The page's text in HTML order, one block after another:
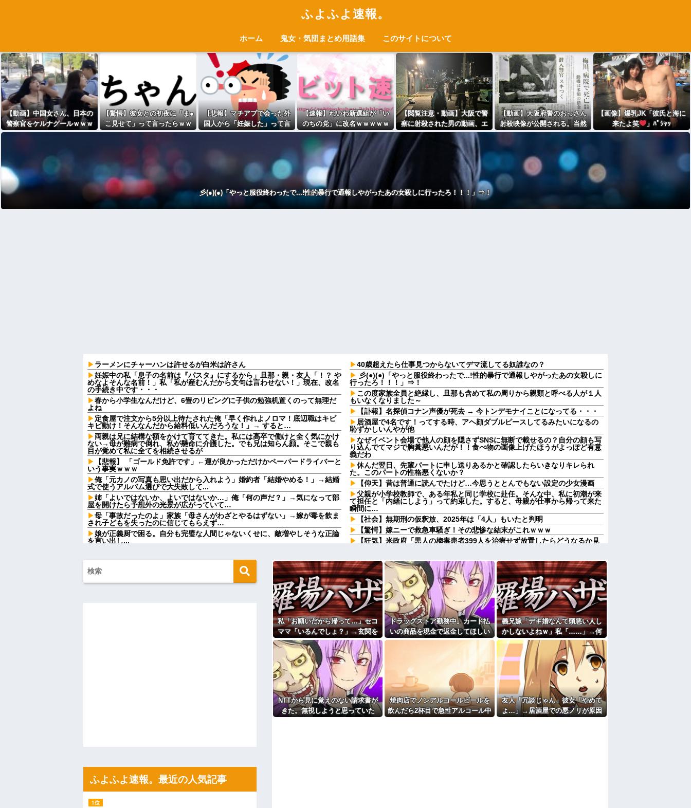
ふよふよ速報。
ホーム 鬼女・気団まとめ用語集 このサイトについて
【動画】中国女さん、日本の
警察官をケルナグールｗｗｗ
ｗｗｗｗｗｗｗｗｗｗｗｗｗ
【驚愕】彼女との初夜に「ま●
こ見せて」って言ったらｗｗ
ｗｗｗｗｗｗwwww
【悲報】マチアプで会った外
国人から「妊娠した」って言
われたんやが
【速報】れいわ新選組が「い
のちの党」に改名ｗｗｗｗｗ
ｗｗｗｗｗｗ
【閲覧注意・動画】大阪で警
察に射殺された男の動画、エ
グい 撃たれてから叫びなが
ら苦しみもがいて死ぬ
【動画】大阪府警のおっさん
射殺映像が公開される。当然
のように無抵抗だったことが
【画像】爆乳JK「彼氏と海に
来たよ笑
」ﾊﾟｼｬｯ
彡(●)(●)「やっと服役終わったで...!性的暴行で通報しやがったあの女殺しに行ったろ！！！」⇒！
ラーメンにチャーハンは許せるが白米は許さん
妊娠中の私「息子の名前は『パスタ』にするから」旦那・親・友人「！？ や
めなよそんな名前！」私「私が産むんだから文句は言わせない！」現在、改名
の手続き中です・・・
春から小学生なんだけど、6畳のリビングに子供の勉強机置くのって無理だ
よね
定食屋で注文から5分以上待たされた俺「早く作れよノロマ！底辺職はキビ
キビ動け！そんなんだから給料低いんだろうな！」→ すると…
両親は兄に結構な額をかけて育ててきた。私には高卒で働けと全く気にかけ
ない→母が難病で倒れ、私が懸命に介護した。でも兄は知らん顔。そこで親も
目が覚めて私に全てを相続させるが
【悲報】 「ゴールド免許です」←運が良かっただけかペーパードライバーと
いう事実ｗｗｗ
俺「元カノの写真も思い出だから入れよう」婚約者「結婚やめる！」→結婚
式で使うアルバム選びで大失敗して...
姉「よいではないか、よいではないか…」俺「何の声だ？」→気になって部
屋を開けたら予想外の光景が広がっていて…
母「事故だったのよ」家族「母さんがわざとやるはずない」→嫁が毒を飲ま
され子どもを失ったのに信じてもらえず…
娘が正義厨で困る。自分も完璧な人間じゃないくせに、敵増やしそうな正論
を言い出し...
ていた
子供達のリクエストでシーフードカレーを作り子供達とハフハフしていたら
帰宅した夫がキレるキレる。夫「俺がシーフード嫌いなの知っているだろう...
【悲報】Z世代「なんでセルフレジなのに自分で商品通さないといけないん
【朗報】Amazonで「GANTZ」が全巻100円ｗｗｗｗｗｗｗｗｗｗ
ワイ手取り15万正社員→副業でウーバーやってるんやが金がない
祭りって謎だよな、誰が神輿担いでるの？屋台出店してる奴らは誰の許可を
【悲報】大卒初任給600万の時代へwwwwwwwwwwwwwwwwwww
ドラッグストア勤務中。カード払いの商品を現金で返金してほしいと言い張
る女性客。断っても引き下がらず、その後まさかの展開に…
ハードオフに売っていた4万4000円のフィギュアがヤバすぎるｗｗｗｗｗｗ
私「ちょっと、人の家の金庫触らないでよ！」キチママ『そこに金庫があっ
たから、開けてみようとしただけ☆』義兄「泥は出てけ！二度と来るな！」結
私「初めて飲む味だけどなんのお茶？」彼「ちっ！」私「」
【ネット騒然】惨殺されたタワマン頂き女子のこの動画、すげえええええｗ
ｗｗｗｗｗｗｗｗｗｗ
【愕然】白のクラウン俺氏、高速道路左車線を制限速度で走った結果
wwwwwwwwwwww
百年の恋12-899 食べた量を張り合ってくる
40歳超えたら仕事見つからないてデマ流してる奴誰なの？
彡(●)(●)「やっと服役終わったで...!性的暴行で通報しやがったあの女殺しに
行ったろ！！！」⇒！
この度家族全員と絶縁し、旦那も含めて私の周りから親類と呼べる人が１人
もいなくなりました～
【訃報】名探偵コナン声優が死去 → 今トンデモナイことになってる・・・
居酒屋で4名です！ってする時、アヘ顔ダブルピースしてるみたいになるの
恥ずかしいんやが他
なぜイベント会場で他人の顔を隠さずSNSに無断で載せるの？自分の顔も写
り込んでてマジで胸糞悪いんだが！！食べ物の画像上げたほうがよっぽど有意
義だわ
休んだ翌日、先輩パートに申し送りあるかと確認したらいきなりキレられ
た。このパートの性格悪くないか？
【仰天】昔は普通に読んでたけど…今思うととんでもない設定の少女漫画
父親が小学校教師で、ある年私と同じ学校に赴任。そんな中、私に初潮が来
て担任と「内緒にしよう」って約束した。すると、母親が仕事から帰って来た
瞬間に…
【社会】無期刑の仮釈放、2025年は「4人」もいたと判明
【驚愕】嫁ニーで救急車騒ぎ！その悲惨な結末がこれｗｗｗ
【狂気】米政府「黒人の梅毒患者399人を治療せず放置したらどうなるか見
「まっちゃんぐらい稼いでたら最終的には許すかもｗ」って言ったら旦那が
突然怒り出した。このまま情まで枯渇しそう
【速報】専門家「イオンモール熊本の爆心地に”こんなもの”があったんだけ
ど…」
家購入に「ダメダメ！」と猛反対するトメに「あなたの家じゃありません」
と言い放った結果→激怒したトメが自ら〇〇を口にして最高の展開へｗｗｗｗ
ｗｗ
６畳１間のアパートで、隣に住む専門学生の部屋が余りにうるさくて警察を
呼んで注意をしに行ったら…
24歳の嫁に性的な魅力を感じなくなったので離婚したい件
【奇跡】浮気嫁がモラハラで離婚調停申し立て！実は驚愕の逆転劇が待って
いたｗｗｗ
主な税金の成り立ちを調べてみたよ
私「お願いだから帰って…」セコ
ママ「いるんでしょ？」→玄関を
ガチャガチャされ、警察を呼ぶ事
態になって…
ドラッグストア勤務中。カード払
いの商品を現金で返金してほしい
と言い張る女性客。断っても引き
下がらず、その後まさかの展開
義兄嫁「デキ婚なんて頭悪い人し
かしないよねｗ」私「……」→何
をしても嫌味を言われ続けた末
に…
NTTから見に覚えのない請求書が
きた。無視しようと思っていた
焼肉店でノンアルコールビールを
飲んだら2杯目で急性アルコール中
友人「冗談じゃん」彼女「やめて
よ…」→居酒屋での悪ノリが原因
ふよふよ速報。最近の人気記事